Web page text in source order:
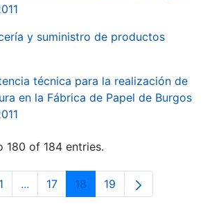
y suministro de productos
técnica para la realización de
en la Fábrica de Papel de Burgos
180 of 184 entries.
Page
1 ...Intermediate Pages Use TAB to
Page
17 Page
18 Page
19